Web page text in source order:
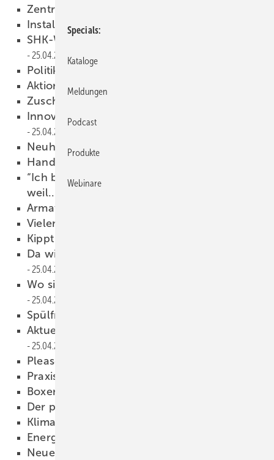
Zentrale Wärmeerzeuger
Installationskomponenten
SHK-Weißbier-Index legt weiter zu
25.04.2013
Politik-Spitze im Verbandshaus
Aktion statt Reaktion
Zuschüsse für Mikro-KWK
Innovative Technik durch das Handwerk
25.04.2013
Neuheiten-Katalog erschienen
Handwerk steigert Gebäudewert
“Ich bin Mitglied der Berufsorganisation,
weil...
Armaturen und Accessoires
Vielen Dank für ­Ihre Leserbriefe
Kippt Erdgas die ­Energiewende?
Da wird die ganze Branche diffamiert
25.04.2013
Wo sind die elf Fehler dieser Installation?
25.04.2013
Spülfristen nicht ­geregelt?
Aktuelle Übersicht auf sbz-online.de
25.04.2013
Please like us!
Praxisnahe Seminare
Boxenstopp Heizen & Kühlen
Der perfekte ­Handwerksbetrieb
Klimatechnik-Akademie eröffnet
Energiewende im ­Gewerbebau
Neue Ansprüche ans Bad
Specials
Kataloge
Meldungen
Podcast
Produkte
Webinare